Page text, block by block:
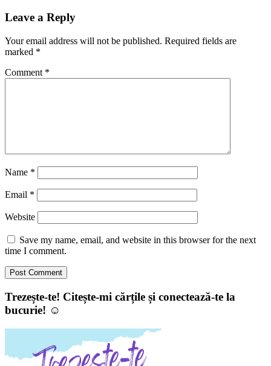
Leave a Reply
Your email address will not be published. Required fields are
marked *
Comment *
Name *
Email *
Website
Save my name, email, and website in this browser for the next
time I comment.
Trezește-te! Citește-mi cărțile și conectează-te la
bucurie! ☺️